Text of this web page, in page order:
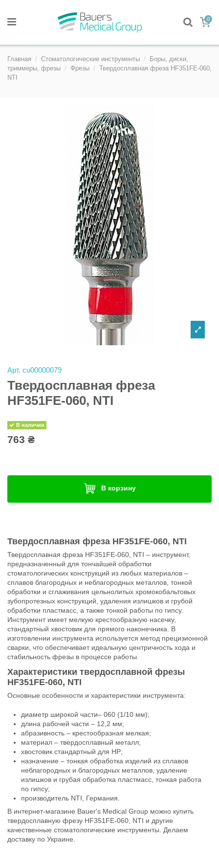
0
Главная Стоматологические инструменты
Боры, диски,
триммеры, фрезы
Фрезы
Твердосплавная фреза HF351FE-060,
NTI
Арт. cu00000079
Твердосплавная фреза
HF351FE-060, NTI
В наличии
763 ₴
В корзину
Твердосплавная фреза HF351FE-060, NTI
Твердосплавная фреза HF351FE-060, NTI – инструмент,
предназначенный для тончайшей обработки
стоматологических конструкций из любых материалов –
сплавов благородных и неблагородных металлов, тонкой
обработки и сглаживания цельнолитых хромокобальтовых
зубопротезных конструкций, удаления излишков и грубой
обработки пластмасс, а также тонкой работы по гипсу.
Инструмент имеет мелкую крестообразную насечку,
стандартный хвостовик для прямого наконечника. В
изготовлении инструмента используется метод прецизионной
сварки, что обеспечивает идеальную центричность хода и
стабильность фрезы в процессе работы.
Характеристики твердосплавной фрезы
HF351FE-060, NTI
Основные особенности и характеристики инструмента:
диаметр широкой части– 060 (1/10 мм);
длина рабочей части – 12,2 мм;
абразивность – крестообразная мелкая;
материал – твердосплавный металл;
хвостовик стандартный для НР;
назначение – тонкая обработка изделий из сплавов
неблагородных и благородных металлов, удаление
излишков и грубая обработка пластмасс, тонкая работа
по гипсу;
производитель NTI, Германия.
В интернет-магазине Bauer's Medical Group можно купить
твердосплавную фрезу HF351FE-060, NTI и другие
качественные стоматологические инструменты. Делаем
доставку по Украине.